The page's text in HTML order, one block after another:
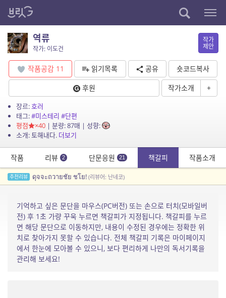
역류
작가: 이도건
작가
제안
작품공감 11 읽기목록 공유
숏코드복사
후원
작가소개 +
장르:호러
태그:#미스테리 #단편
평점
×40| 분량: 87매 | 성향:
소개: 토해내다. 더보기
작품 리뷰 2 단문응원 21 책갈피 작품소개
추천리뷰 ดุจจะถวายชัย ชโย! (리뷰어: 난네코)
기억하고 싶은 문단을 마우스(PC버전) 또는 손으로 터치(모바일버
전) 후 1초 가량 꾸욱 누르면 책갈피가 지정됩니다. 책갈피를 누르
면 해당 문단으로 이동하지만, 내용이 수정된 경우에는 정확한 위
치로 찾아가지 못할 수 있습니다. 전체 책갈피 기록은 마이페이지
에서 한눈에 모아볼 수 있으니, 보다 편리하게 나만의 독서기록을
관리해 보세요!